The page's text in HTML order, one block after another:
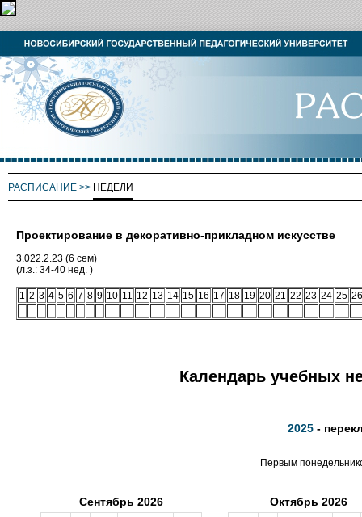
РАСПИСАНИЕ >> НЕДЕЛИ
Проектирование в декоративно-прикладном искусстве
3.022.2.23 (6 сем)
(л.з.: 34-40 нед. )
1 2 3 4 5 6 7 8 9 10 11 12 13 14 15 16 17 18 19 20 21 22 23 24 25 26
Календарь учебных
2025 -
Первым
Сентябрь 2026 Октябрь 2026